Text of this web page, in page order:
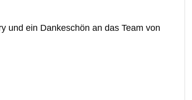
und ein Dankeschön an das Team von